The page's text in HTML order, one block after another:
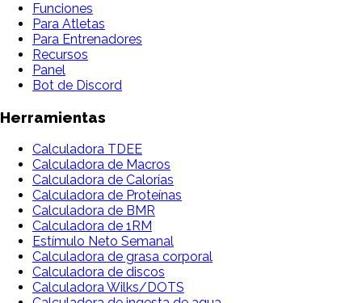
Funciones
Para Atletas
Para Entrenadores
Recursos
Panel
Bot de Discord
Herramientas
Calculadora TDEE
Calculadora de Macros
Calculadora de Calorías
Calculadora de Proteínas
Calculadora de BMR
Calculadora de 1RM
Estímulo Neto Semanal
Calculadora de grasa corporal
Calculadora de discos
Calculadora Wilks/DOTS